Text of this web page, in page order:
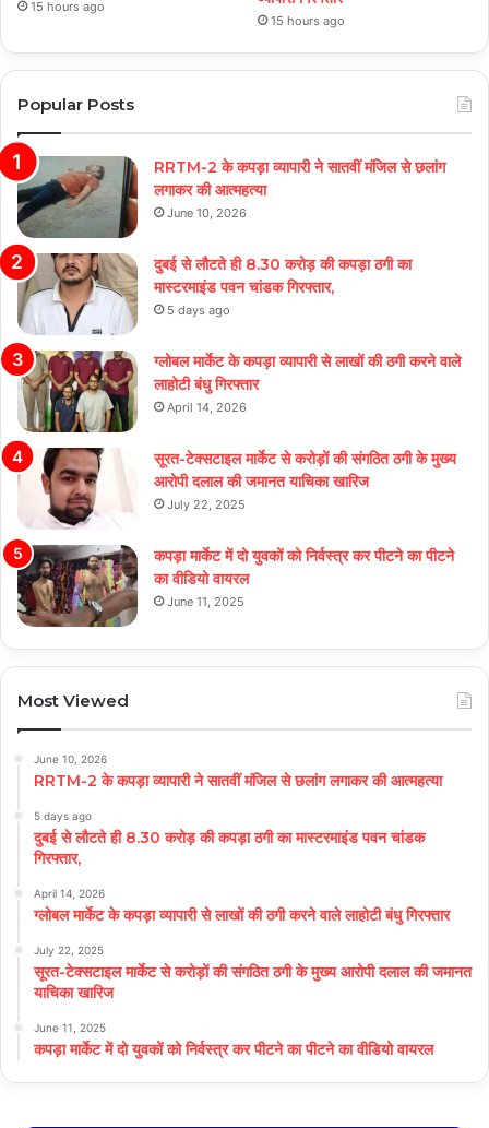
15 hours ago
15 hours ago
Popular Posts
RRTM-2 के कपड़ा व्यापारी ने सातवीं मंजिल से छलांग
लगाकर की आत्महत्या
June 10, 2026
दुबई से लौटते ही 8.30 करोड़ की कपड़ा ठगी का
मास्टरमाइंड पवन चांडक गिरफ्तार,
5 days ago
ग्लोबल मार्केट के कपड़ा व्यापारी से लाखों की ठगी करने वाले
लाहोटी बंधु गिरफ्तार
April 14, 2026
सूरत-टेक्सटाइल मार्केट से करोड़ों की संगठित ठगी के मुख्य
आरोपी दलाल की जमानत याचिका खारिज
July 22, 2025
कपड़ा मार्केट में दो युवकों को निर्वस्त्र कर पीटने का पीटने
का वीडियो वायरल
June 11, 2025
Most Viewed
June 10, 2026
RRTM-2 के कपड़ा व्यापारी ने सातवीं मंजिल से छलांग लगाकर की आत्महत्या
5 days ago
दुबई से लौटते ही 8.30 करोड़ की कपड़ा ठगी का मास्टरमाइंड पवन चांडक
गिरफ्तार,
April 14, 2026
ग्लोबल मार्केट के कपड़ा व्यापारी से लाखों की ठगी करने वाले लाहोटी बंधु गिरफ्तार
July 22, 2025
सूरत-टेक्सटाइल मार्केट से करोड़ों की संगठित ठगी के मुख्य आरोपी दलाल की जमानत
याचिका खारिज
June 11, 2025
कपड़ा मार्केट में दो युवकों को निर्वस्त्र कर पीटने का पीटने का वीडियो वायरल